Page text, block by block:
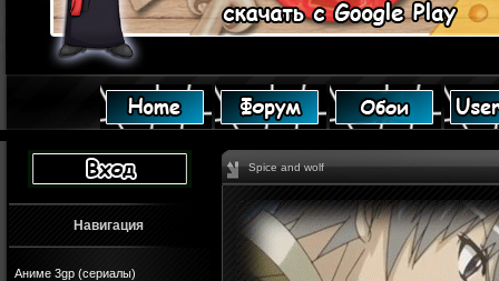
Навигация
Аниме 3gp (сериалы)
Spice and wolf